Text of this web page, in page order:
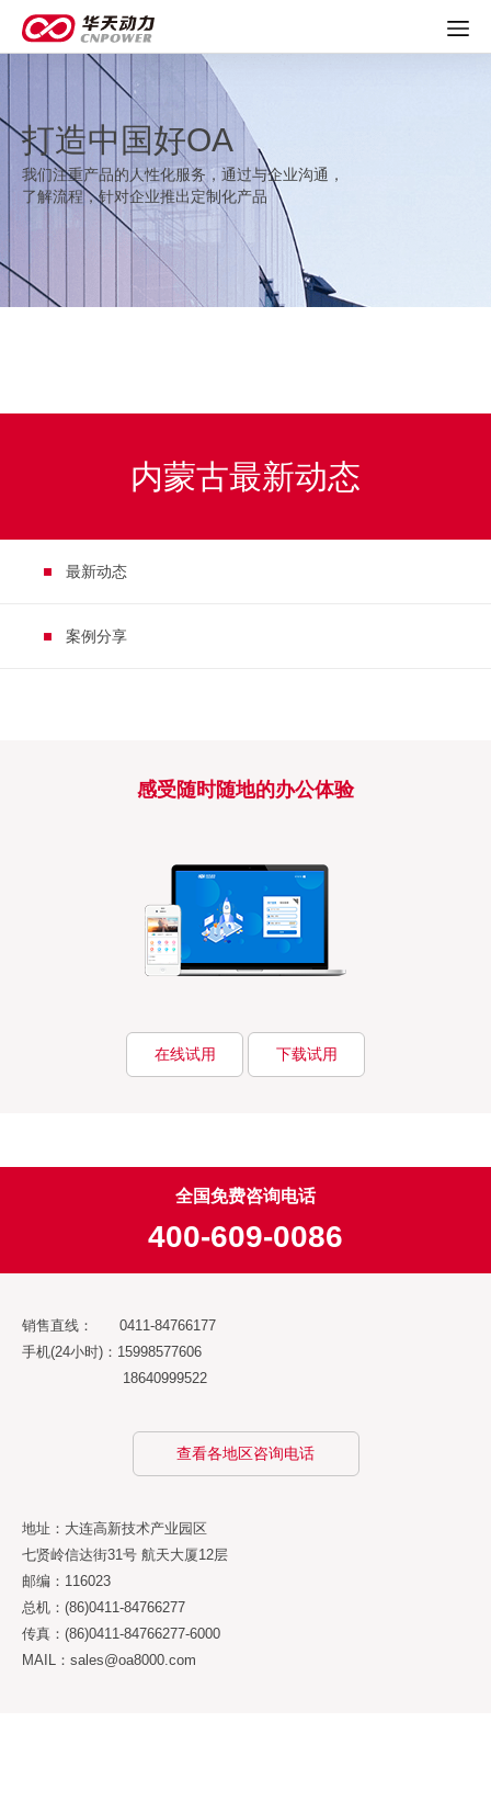
打造中国好OA
我们注重产品的人性化服务，通过与企业沟通，
了解流程，针对企业推出定制化产品
内蒙古最新动态
最新动态
案例分享
感受随时随地的办公体验
在线试用 下载试用
全国免费咨询电话
400-609-0086
销售直线： 0411-84766177
手机(24小时)：15998577606
18640999522
查看各地区咨询电话
地址：大连高新技术产业园区
七贤岭信达街31号 航天大厦12层
邮编：116023
总机：(86)0411-84766277
传真：(86)0411-84766277-6000
MAIL：sales@oa8000.com